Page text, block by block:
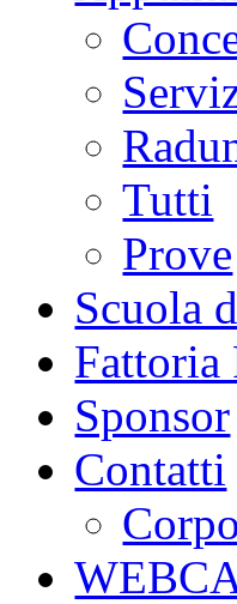
Tutti
Prove
Scuola
Fattoria
Sponsor
Contatti